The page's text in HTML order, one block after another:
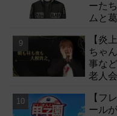
ーた
ムと
【炎
ちゃ
事な
老人
【フ
ール